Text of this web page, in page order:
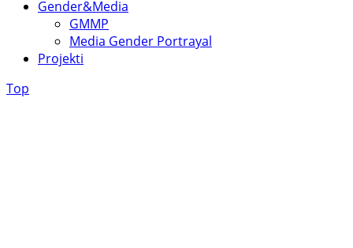
Gender&Media
GMMP
Media Gender Portrayal
Projekti
Top